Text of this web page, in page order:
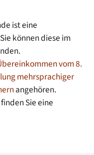
ist eine
können diese im
vom 8.
mehrsprachiger
angehören.
Sie eine